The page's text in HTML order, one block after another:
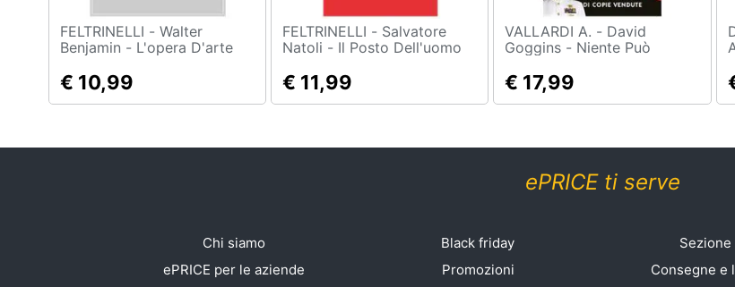
Libri, cd e dvd
Promozioni
FELTRINELLI - Walter
Benjamin - L'opera D'arte
Riproducibilità Tecnica.
Edizione Integrale
€ 10,99
FELTRINELLI - Salvatore
Natoli - Il Posto Dell'uomo
Disordine Umano
€ 11,99
VALLARDI A. - David
Goggins - Niente Può
Domina La Mente E Sfida
L'impossibile
€ 17,99
ePRICE ti serve
Chi siamo
ePRICE per le aziende
Black friday
Promozioni
Sezione
Consegne e